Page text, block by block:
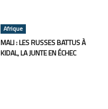
Afrique
MALI : LES RUSSES BATTUS À
KIDAL, LA JUNTE EN ÉCHEC